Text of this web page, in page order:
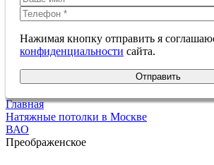
Нажимая кнопку отправить я
конфиденциальности сайта.
Отправить
Главная
Натяжные потолки в Москве
ВАО
Преображенское